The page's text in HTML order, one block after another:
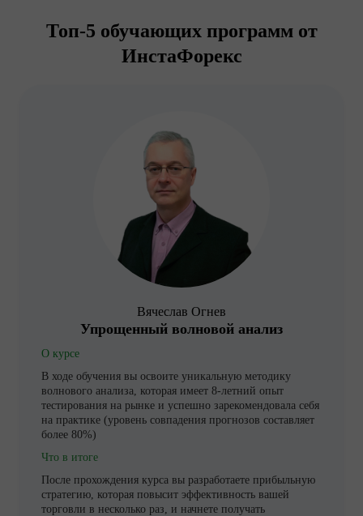
Топ-5 обучающих программ от
ИнстаФорекс
Вячеслав Огнев
Упрощенный волновой анализ
О курсе
В ходе обучения вы освоите уникальную методику
волнового анализа, которая имеет 8-летний опыт
тестирования на рынке и успешно зарекомендовала себя
на практике (уровень совпадения прогнозов составляет
более 80%)
Что в итоге
После прохождения курса вы разработаете прибыльную
стратегию, которая повысит эффективность вашей
торговли в несколько раз, и начнете получать